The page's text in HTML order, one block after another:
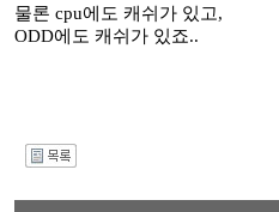
물론 cpu에도 캐쉬가 있고,
ODD에도 캐쉬가 있죠..